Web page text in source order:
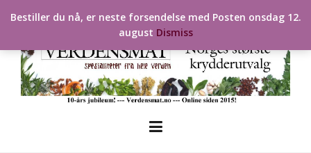
Bestiller du nå, er neste forsendelse med Posten onsdag 12.
august Dismiss